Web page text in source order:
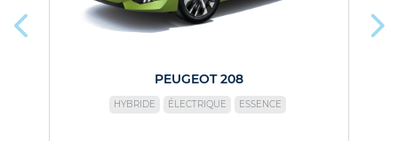
PEUGEOT 208
HYBRIDE ÉLECTRIQUE ESSENCE